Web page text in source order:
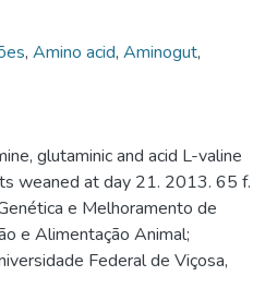
, Amino acid, Aminogut,
glutaminic and acid L-valine
weaned at day 21. 2013. 65 f.
e Melhoramento de
e Alimentação Animal;
Federal de Viçosa,